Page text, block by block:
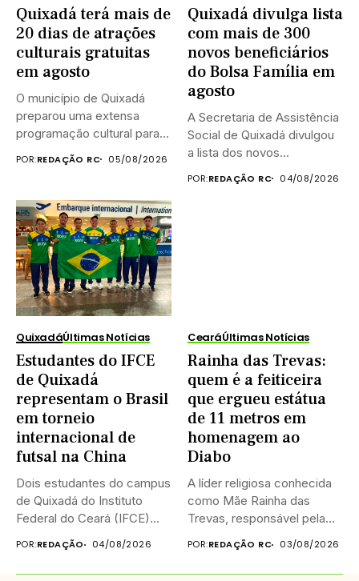
Quixadá terá mais de
20 dias de atrações
culturais gratuitas
em agosto
O município de Quixadá
preparou uma extensa
programação cultural para
POR:REDAÇÃO RC 05/08/2026
Quixadá divulga lista
com mais de 300
novos beneficiários
do Bolsa Família em
agosto
A Secretaria de Assistência
Social de Quixadá divulgou
a lista dos novos...
POR:REDAÇÃO RC 04/08/2026
QuixadáÚltimas Notícias
Estudantes do IFCE
de Quixadá
representam o Brasil
em torneio
internacional de
futsal na China
Dois estudantes do campus
de Quixadá do Instituto
Federal do Ceará (IFCE)...
POR:REDAÇÃO 04/08/2026
CearáÚltimas Notícias
Rainha das Trevas:
quem é a feiticeira
que ergueu estátua
de 11 metros em
homenagem ao
Diabo
A líder religiosa conhecida
como Mãe Rainha das
Trevas, responsável pela
construção...
POR:REDAÇÃO RC 03/08/2026